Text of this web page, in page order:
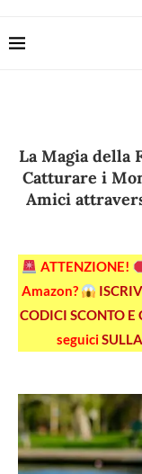
La Magia della
Catturare i
Amici
ATTENZIONE!
Amazon?
CODICI SCONTO
seguici